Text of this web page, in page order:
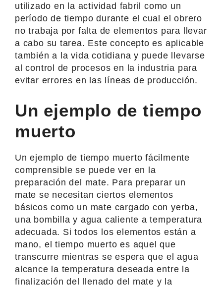
utilizado en la actividad fabril como un
período de tiempo durante el cual el obrero
no trabaja por falta de elementos para llevar
a cabo su tarea. Este concepto es aplicable
también a la vida cotidiana y puede llevarse
al control de procesos en la industria para
evitar errores en las líneas de producción.
Un ejemplo de tiempo
muerto
Un ejemplo de tiempo muerto fácilmente
comprensible se puede ver en la
preparación del mate. Para preparar un
mate se necesitan ciertos elementos
básicos como un mate cargado con yerba,
una bombilla y agua caliente a temperatura
adecuada. Si todos los elementos están a
mano, el tiempo muerto es aquel que
transcurre mientras se espera que el agua
alcance la temperatura deseada entre la
finalización del llenado del mate y la